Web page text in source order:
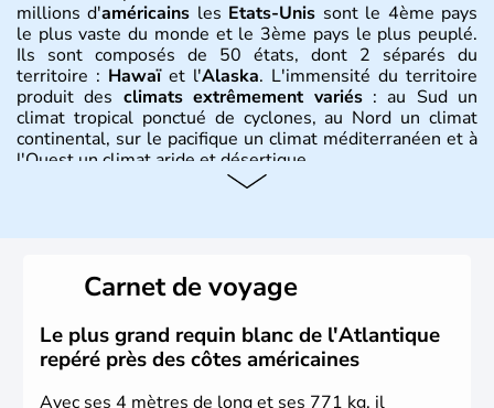
millions d'américains les Etats-Unis sont le 4ème pays
le plus vaste du monde et le 3ème pays le plus peuplé.
Ils sont composés de 50 états, dont 2 séparés du
territoire : Hawaïet l'Alaska. L'immensité du territoire
produit des climats extrêmement variés: au Sud un
climat tropical ponctué de cyclones, au Nord un climat
continental, sur le pacifique un climat méditerranéen et à
l'Ouest un climat aride et désertique.
Plusieurs populations se sont succédées avant l'arrivée
des européens, suite à la découverte du continent par
Christophe Colomb en 1492. Les 13 colonies
britanniques proclament la Déclaration d'indépendance
en 1776 et adoptent leur première constitution en 1787.
La conquête de l'Ouest marque ensuite l'entrée dans une
Carnet de voyage
Le plus grand requin blanc de l'Atlantique
repéré près des côtes américaines
Avec ses 4 mètres de long et ses 771 kg, il